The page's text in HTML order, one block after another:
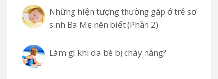
Những hiện tượng thường gặp ở trẻ sơ
sinh Ba Mẹ nên biết (Phần 2)
Làm gì khi da bé bị cháy nắng?